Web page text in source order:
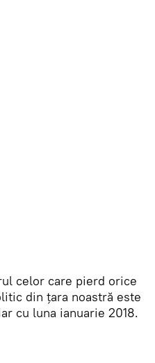
celor care pierd orice
din țara noastră este
cu luna ianuarie 2018.